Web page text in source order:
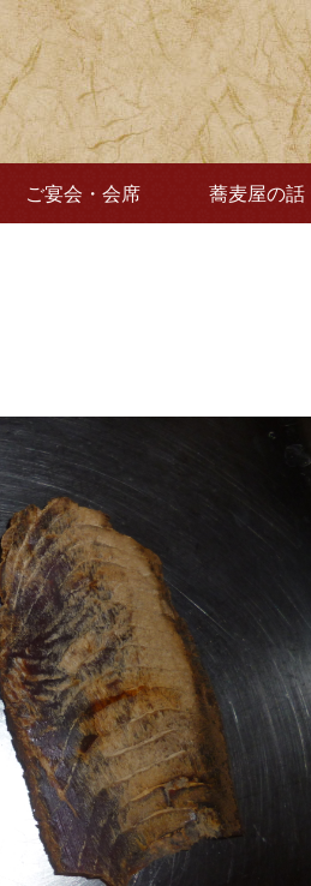
ご宴会・会席 蕎麦屋の話